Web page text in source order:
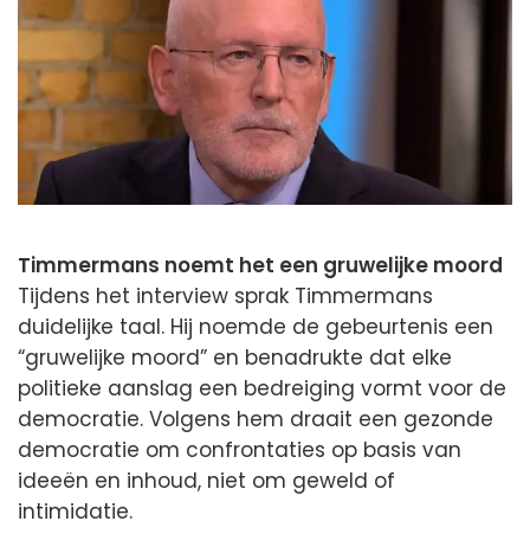
Timmermans noemt het een gruwelijke moord
Tijdens het interview sprak Timmermans
duidelijke taal. Hij noemde de gebeurtenis een
“gruwelijke moord” en benadrukte dat elke
politieke aanslag een bedreiging vormt voor de
democratie. Volgens hem draait een gezonde
democratie om confrontaties op basis van
ideeën en inhoud, niet om geweld of
intimidatie.